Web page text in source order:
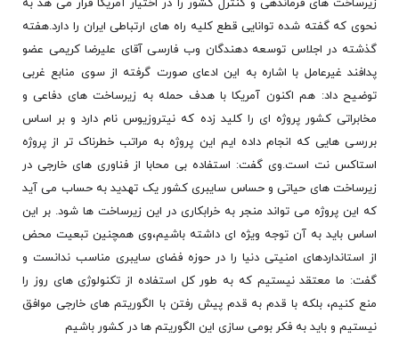
زیرساخت های فرماندهی و کنترل کشور را در اختیار آمریکا قرار می هد به
نحوی که گفته شده توانایی قطع کلیه راه های ارتباطی ایران را دارد.هفته
گذشته در اجلاس توسعه دهندگان وب فارسی آقای علیرضا کریمی عضو
پدافند غیرعامل با اشاره به این ادعای صورت گرفته از سوی منابع غربی
توضیح داد: هم اکنون آمریکا با هدف حمله به زیرساخت های دفاعی و
مخابراتی کشور پروژه ای را کلید زده که نیتروزیوس نام دارد و بر اساس
بررسی هایی که انجام داده ایم این پروژه به مراتب خطرناک تر از پروژه
استاکس نت است.وی گفت: استفاده بی محابا از فناوری های خارجی در
زیرساخت های حیاتی و حساس سایبری کشور یک تهدید به حساب می آید
که این پروژه می تواند منجر به خرابکاری در این زیرساخت ها شود. بر این
اساس باید به آن توجه ویژه ای داشته باشیم،وی همچنین تبعیت محض
از استانداردهای امنیتی دنیا را در حوزه فضای سایبری مناسب ندانست و
گفت: ما معتقد نیستیم که به طور کل استفاده از تکنولوژی های روز را
منع کنیم، بلکه با قدم به قدم پیش رفتن با الگوریتم های خارجی موافق
نیستیم و باید به فکر بومی سازی این الگوریتم ها در کشور باشیم